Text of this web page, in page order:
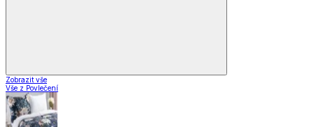
Zobrazit vše
Vše z Povlečení